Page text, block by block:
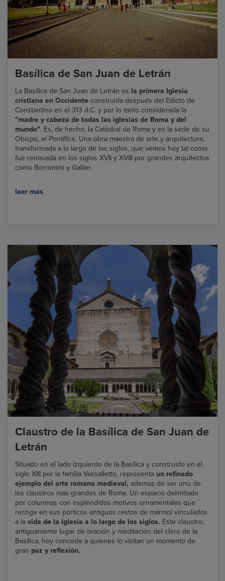
Basílica de San Juan de Letrán
La Basílica de San Juan de Letrán es la primera Iglesia
cristiana en Occidente construida después del Edicto de
Constantino en el 313 d.C. y por lo tanto considerada la
"madre y cabeza de todas las iglesias de Roma y del
mundo". Es, de hecho, la Catedral de Roma y es la sede de su
Obispo, el Pontífice. Una obra maestra de arte y arquitectura,
transformada a lo largo de los siglos, que vemos hoy tal como
fue renovada en los siglos XVII y XVIII por grandes arquitectos
como Borromini y Galilei.
leer más
Claustro de la Basílica de San Juan de
Letrán
Situado en el lado izquierdo de la Basílica y construido en el
siglo XIII por la familia Vassalletto, representa un refinado
ejemplo del arte romano medieval, ademas de ser uno de
los claustros más grandes de Roma. Un espacio delimitado
por columnas con espléndidos motivos ornamentales que
recoge en sus pórticos antiguos restos de mármol vinculados
a la vida de la Iglesia a lo largo de los siglos. Este claustro,
antiguamente lugar de oración y meditación del clero de la
Basílica, hoy concede a quienes lo visitan un momento de
gran paz y reflexión.